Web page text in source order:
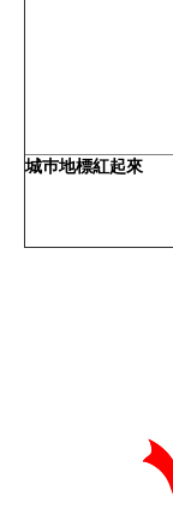
城巿地標紅起來